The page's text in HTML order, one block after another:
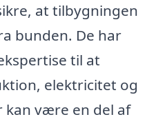
at tilbygningen
bunden. De har
til at
elektricitet og
kan være en del af